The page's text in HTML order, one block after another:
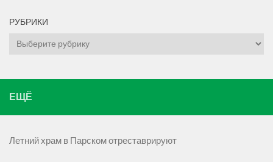
РУБРИКИ
Рубрики
ЕЩЁ
Летний храм в Парском отреставрируют